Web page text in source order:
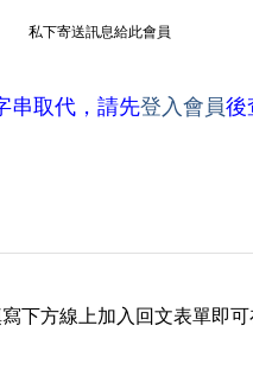
私下寄送訊息給此會員
串取代，請先登入會員後
下方線上加入回文表單即